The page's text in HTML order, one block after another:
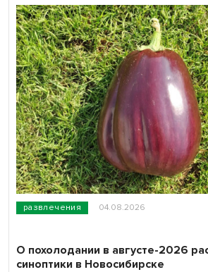
развлечения 04.08.2026
О похолодании в августе-2026
синоптики в Новосибирске